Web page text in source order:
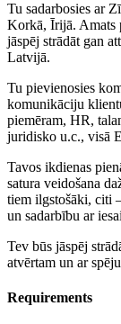
Tu sadarbosies ar
Korkā, Īrijā. Amats
jāspēj strādāt gan
Latvijā.
Tu pievienosies
komunikāciju
piemēram, HR,
juridisko u.c., visā
Tavos ikdienas
satura veidošana
tiem ilgstošāki, citi
un sadarbību ar
Tev būs jāspēj
atvērtam un ar
Requirements